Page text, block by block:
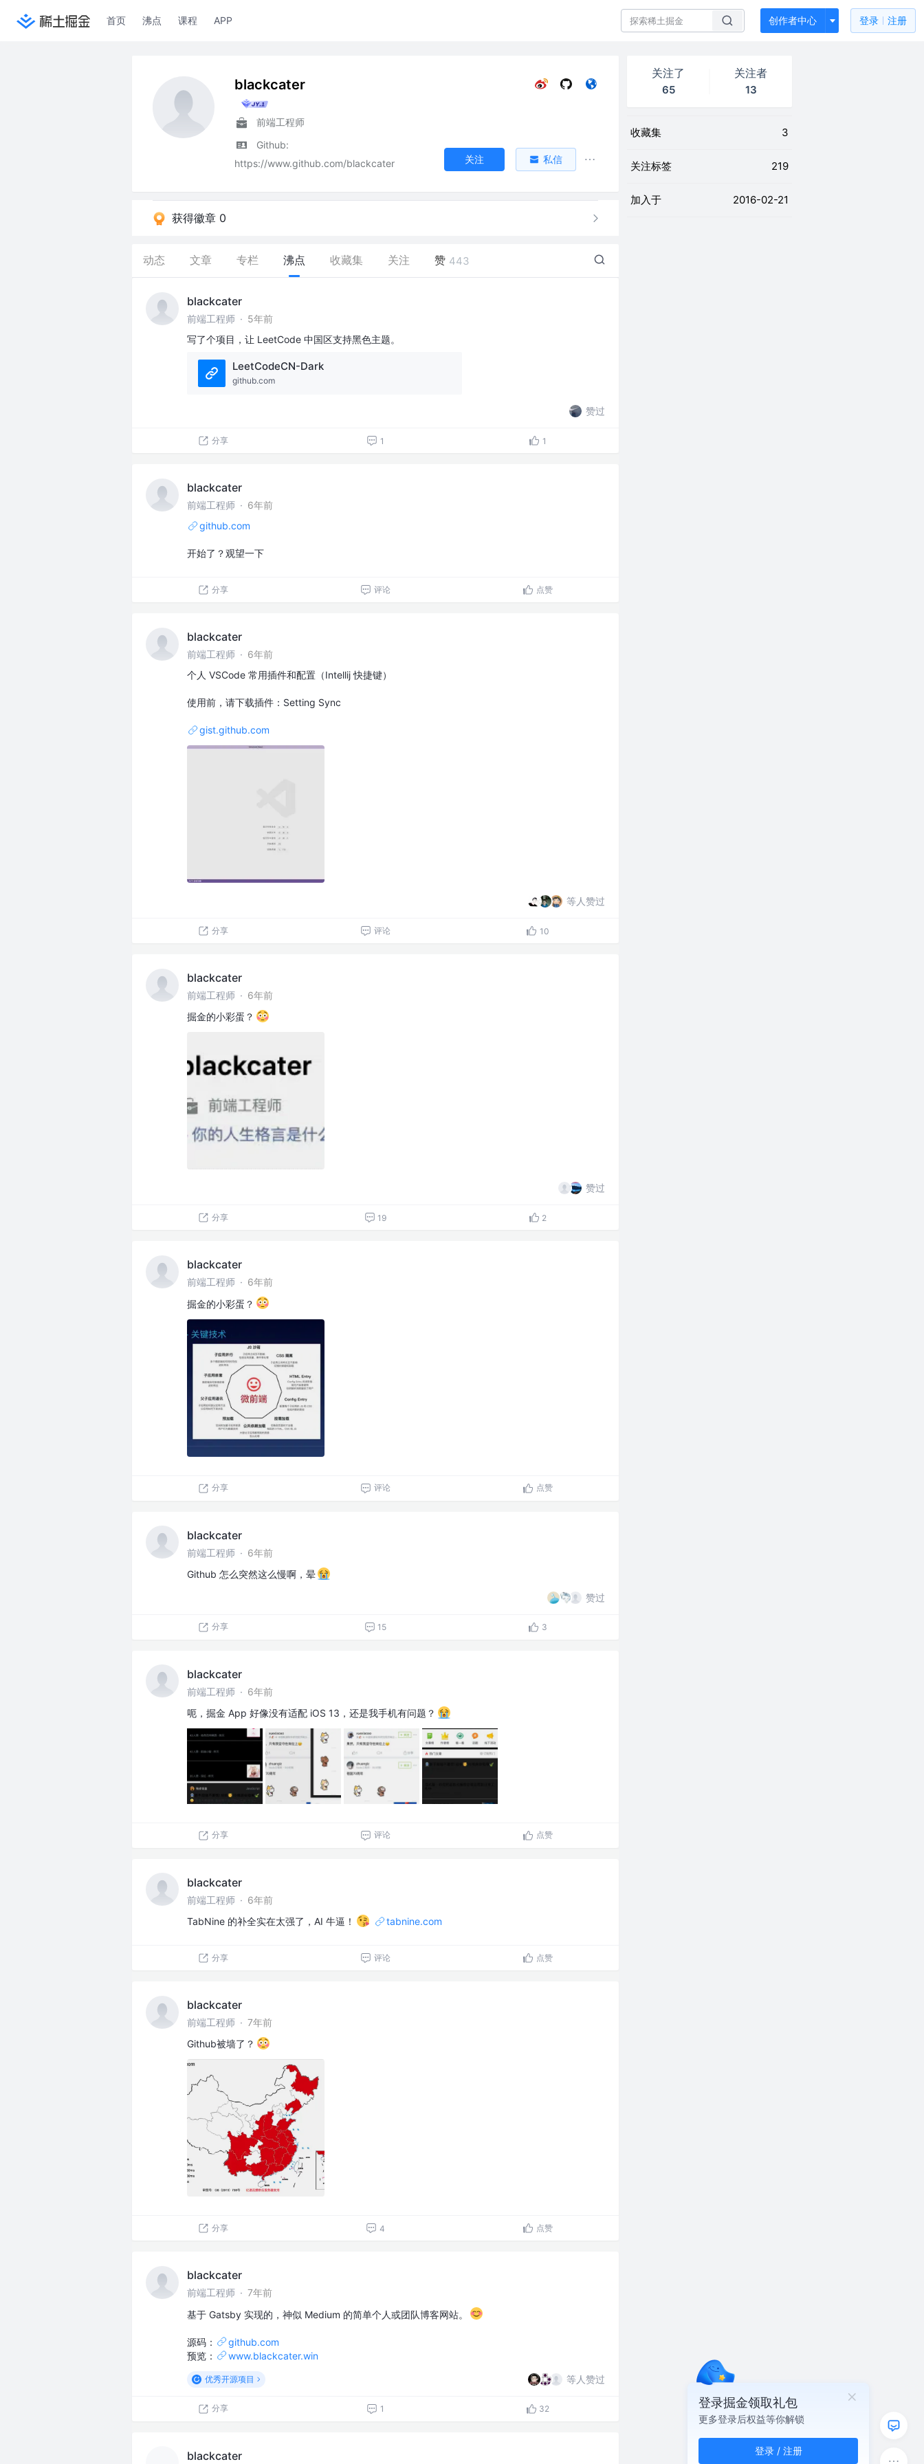
首页 沸点 课程 APP 创作者中心 登录 注册
blackcater
前端工程师
Github:
https://www.github.com/blackcater
关注 私信
获得徽章 0
动态 文章 专栏 沸点 收藏集 关注 赞 443
blackcater
前端工程师 · 5年前
写了个项目，让 LeetCode 中国区支持黑色主题。
LeetCodeCN-Dark
github.com
赞过
分享 1 1
blackcater
前端工程师 · 6年前
github.com
开始了？观望一下
分享 评论 点赞
blackcater
前端工程师 · 6年前
个人 VSCode 常用插件和配置（Intellij 快捷键）
使用前，请下载插件：Setting Sync
gist.github.com
等人赞过
分享 评论 10
blackcater
前端工程师 · 6年前
掘金的小彩蛋？
赞过
分享 19 2
blackcater
前端工程师 · 6年前
掘金的小彩蛋？
分享 评论 点赞
blackcater
前端工程师 · 6年前
Github 怎么突然这么慢啊，晕
赞过
分享 15 3
blackcater
前端工程师 · 6年前
呃，掘金 App 好像没有适配 iOS 13，还是我手机有问题？
分享 评论 点赞
blackcater
前端工程师 · 6年前
TabNine 的补全实在太强了，AI 牛逼！
tabnine.com
分享 评论 点赞
blackcater
前端工程师 · 7年前
Github被墙了？
分享 4 点赞
blackcater
前端工程师 · 7年前
基于 Gatsby 实现的，神似 Medium 的简单个人或团队博客网站。
源码：
github.com
预览：
www.blackcater.win
优秀开源项目 等人赞过
分享 1 32
blackcater
关注了
65
关注者
13
收藏集 3
关注标签 219
加入于 2016-02-21
登录掘金领取礼包
更多登录后权益等你解锁
登录 / 注册